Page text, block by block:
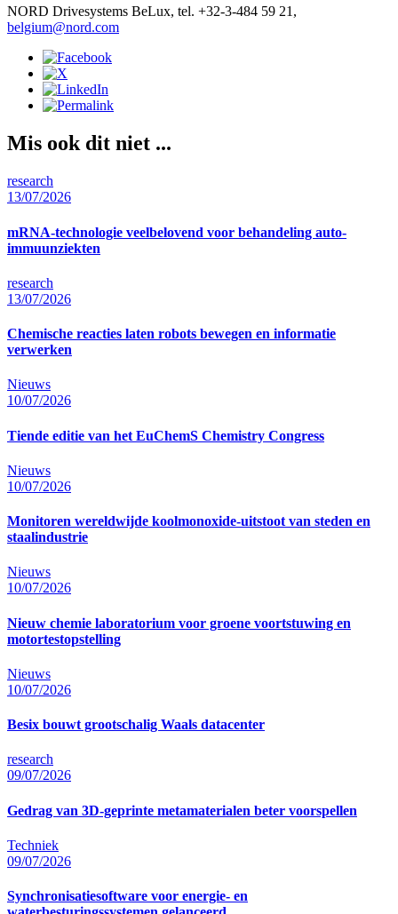
NORD Drivesystems BeLux, tel. +32-3-484 59 21,
belgium@nord.com
Mis ook dit niet ...
research
13/07/2026
mRNA-technologie veelbelovend voor behandeling auto-
immuunziekten
research
13/07/2026
Chemische reacties laten robots bewegen en informatie
verwerken
Nieuws
10/07/2026
Tiende editie van het EuChemS Chemistry Congress
Nieuws
10/07/2026
Monitoren wereldwijde koolmonoxide-uitstoot van steden en
staalindustrie
Nieuws
10/07/2026
Nieuw chemie laboratorium voor groene voortstuwing en
motortestopstelling
Nieuws
10/07/2026
Besix bouwt grootschalig Waals datacenter
research
09/07/2026
Gedrag van 3D-geprinte metamaterialen beter voorspellen
Techniek
09/07/2026
Synchronisatiesoftware voor energie- en